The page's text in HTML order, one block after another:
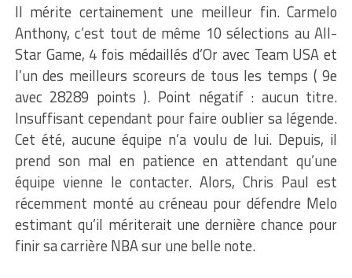
Il mérite certainement une meilleur fin. Carmelo
Anthony, c’est tout de même 10 sélections au All-
Star Game, 4 fois médaillés d’Or avec Team USA et
l’un des meilleurs scoreurs de tous les temps ( 9e
avec 28289 points ). Point négatif : aucun titre.
Insuffisant cependant pour faire oublier sa légende.
Cet été, aucune équipe n’a voulu de lui. Depuis, il
prend son mal en patience en attendant qu’une
équipe vienne le contacter. Alors, Chris Paul est
récemment monté au créneau pour défendre Melo
estimant qu’il mériterait une dernière chance pour
finir sa carrière NBA sur une belle note.